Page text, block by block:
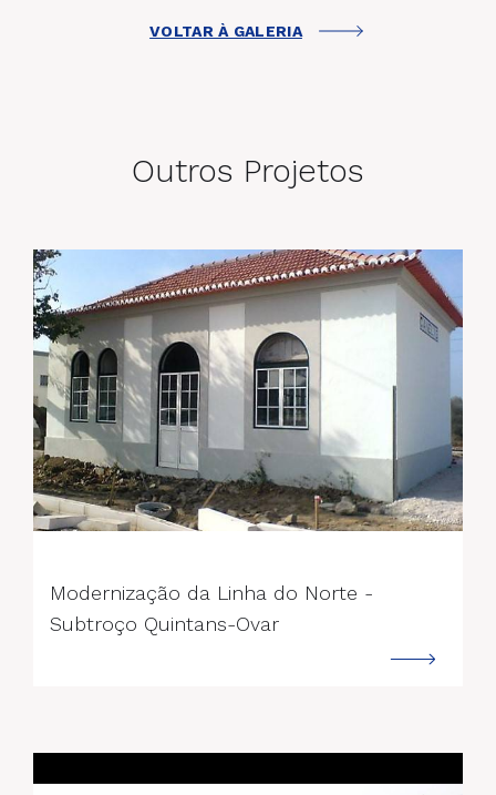
VOLTAR À GALERIA
Outros Projetos
Modernização da Linha do Norte -
Subtroço Quintans-Ovar